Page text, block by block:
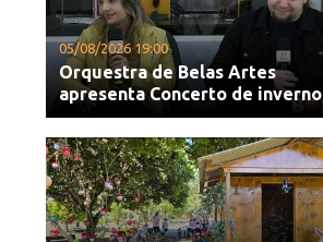
05/08/2026 19:00
Orquestra de Belas Artes
apresenta Concerto de inverno